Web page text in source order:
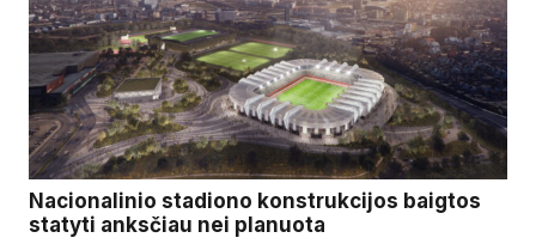
Nacionalinio stadiono konstrukcijos baigtos
statyti anksčiau nei planuota